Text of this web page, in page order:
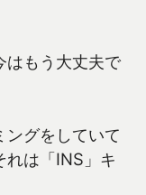
はもう大丈夫で
ングをしていて
れは「INS」キ